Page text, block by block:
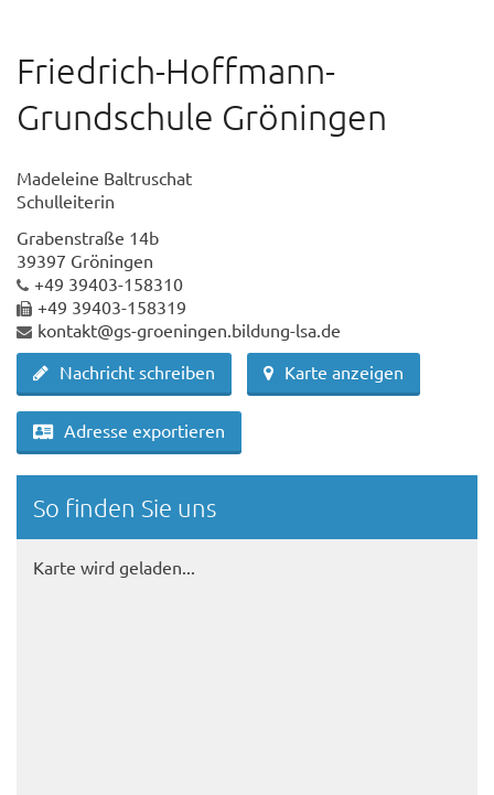
Friedrich-Hoffmann-
Grundschule Gröningen
Madeleine Baltruschat
Schulleiterin
Grabenstraße 14b
39397 Gröningen
+49 39403-158310
+49 39403-158319
kontakt@gs-groeningen.bildung-lsa.de
Nachricht schreiben
Karte anzeigen
Adresse exportieren
So finden Sie uns
Karte wird geladen...